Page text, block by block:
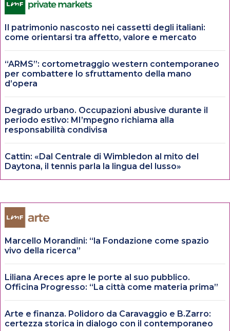
Il patrimonio nascosto nei cassetti degli italiani:
come orientarsi tra affetto, valore e mercato
“ARMS”: cortometraggio western contemporaneo
per combattere lo sfruttamento della mano
d’opera
Degrado urbano. Occupazioni abusive durante il
periodo estivo: MI’mpegno richiama alla
responsabilità condivisa
Cattin: «Dal Centrale di Wimbledon al mito del
Daytona, il tennis parla la lingua del lusso»
Marcello Morandini: “la Fondazione come spazio
vivo della ricerca”
Liliana Areces apre le porte al suo pubblico.
Officina Progresso: “La città come materia prima”
Arte e finanza. Polidoro da Caravaggio e B.Zarro:
certezza storica in dialogo con il contemporaneo